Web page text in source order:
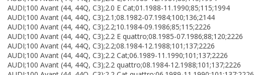
AUDI;100 Avant (44, 44Q, C3);2.0 E Cat;01.1988-11.1990;85;115;1994
AUDI;100 Avant (44, 44Q, C3);2.1;08.1982-07.1984;100;136;2144
AUDI;100 Avant (44, 44Q, C3);2.2;10.1984-09.1986;85;115;2226
AUDI;100 Avant (44, 44Q, C3);2.2 E quattro;08.1985-07.1986;88;120;2226
AUDI;100 Avant (44, 44Q, C3);2.2;08.1984-12.1988;101;137;2226
AUDI;100 Avant (44, 44Q, C3);2.2 Cat;06.1989-11.1990;101;137;2226
AUDI;100 Avant (44, 44Q, C3);2.2 quattro;08.1984-12.1988;101;137;2226